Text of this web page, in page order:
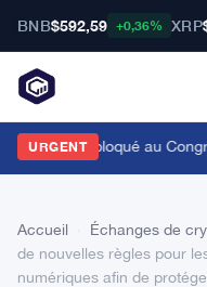
BNB$592,59 +0,36% XRP
URGENT
Clarity Act bloqué au
Accueil Échanges de
de nouvelles règles pour
numériques afin de